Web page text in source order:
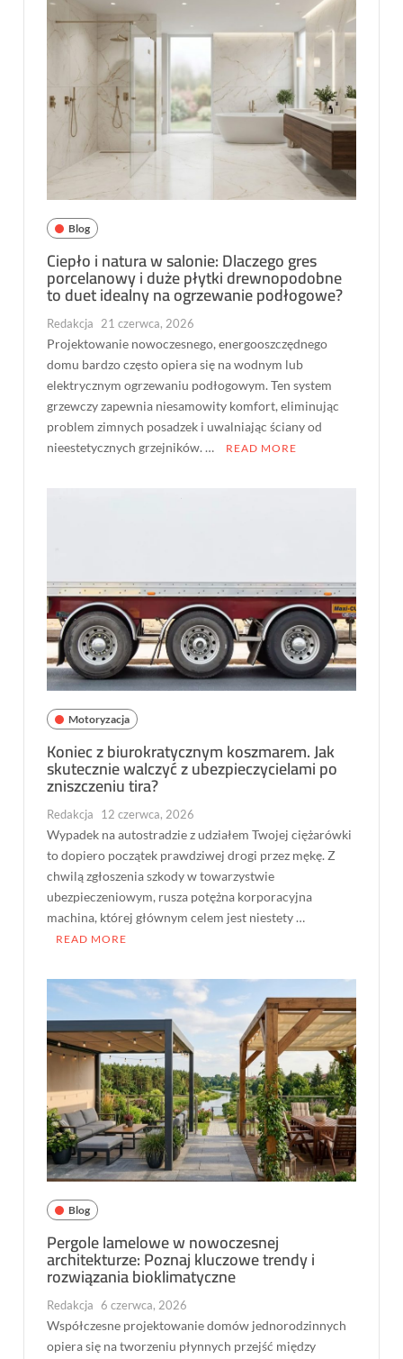
Blog
Ciepło i natura w salonie: Dlaczego gres
porcelanowy i duże płytki drewnopodobne
to duet idealny na ogrzewanie podłogowe?
Redakcja 21 czerwca, 2026
Projektowanie nowoczesnego, energooszczędnego
domu bardzo często opiera się na wodnym lub
elektrycznym ogrzewaniu podłogowym. Ten system
grzewczy zapewnia niesamowity komfort, eliminując
problem zimnych posadzek i uwalniając ściany od
nieestetycznych grzejników. …
READ MORE
Motoryzacja
Koniec z biurokratycznym koszmarem. Jak
skutecznie walczyć z ubezpieczycielami po
zniszczeniu tira?
Redakcja 12 czerwca, 2026
Wypadek na autostradzie z udziałem Twojej ciężarówki
to dopiero początek prawdziwej drogi przez mękę. Z
chwilą zgłoszenia szkody w towarzystwie
ubezpieczeniowym, rusza potężna korporacyjna
machina, której głównym celem jest niestety …
READ MORE
Blog
Pergole lamelowe w nowoczesnej
architekturze: Poznaj kluczowe trendy i
rozwiązania bioklimatyczne
Redakcja 6 czerwca, 2026
Współczesne projektowanie domów jednorodzinnych
opiera się na tworzeniu płynnych przejść między